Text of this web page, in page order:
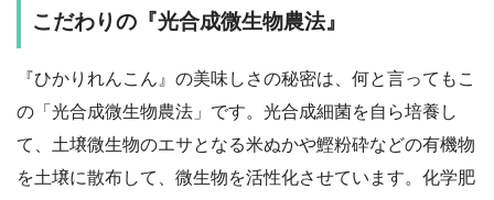
こだわりの『光合成微生物農法』
『ひかりれんこん』の美味しさの秘密は、何と言ってもこ
の「光合成微生物農法」です。光合成細菌を自ら培養し
て、土壌微生物のエサとなる米ぬかや鰹粉砕などの有機物
を土壌に散布して、微生物を活性化させています。化学肥